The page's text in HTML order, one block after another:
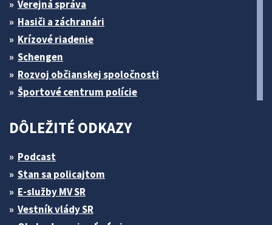
Verejná správa
Hasiči a záchranári
Krízové riadenie
Schengen
Rozvoj občianskej spoločnosti
Športové centrum polície
DÔLEŽITÉ ODKAZY
Podcast
Stan sa policajtom
E-služby MV SR
Vestník vlády SR